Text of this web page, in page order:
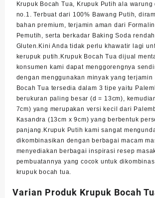
quantity
Krupuk Bocah Tua, Krupuk Putih ala
no.1. Terbuat dari 100% Bawang Putih,
bahan premium, terjamin aman dari
Pemutih, serta berkadar Baking Soda
Gluten.Kini Anda tidak perlu khawatir lagi
kerupuk putih.Krupuk Bocah Tua dijual
konsumen kami dapat menggorengnya
dengan menggunakan minyak yang terjamin
Bocah Tua tersedia dalam 3 tipe yaitu
berukuran paling besar (d = 13cm),
7cm) yang merupakan versi kecil dari
Kasandra (13cm x 9cm) yang berbentuk
panjang.Krupuk Putih kami sangat
dikombinasikan dengan berbagai macam
menyediakan berbagai inspirasiresep
pembuatannya yang cocok untuk
krupuk bocah tua.
Varian Produk Krupuk Bocah